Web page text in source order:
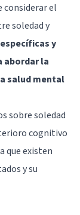
considerar el
soledad y
y
abordar la
salud mental
sobre soledad
cognitivo
que existen
y su